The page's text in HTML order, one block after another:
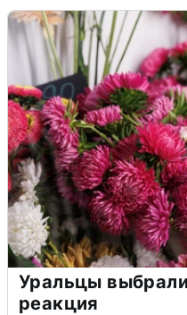
Уральцы
реакция